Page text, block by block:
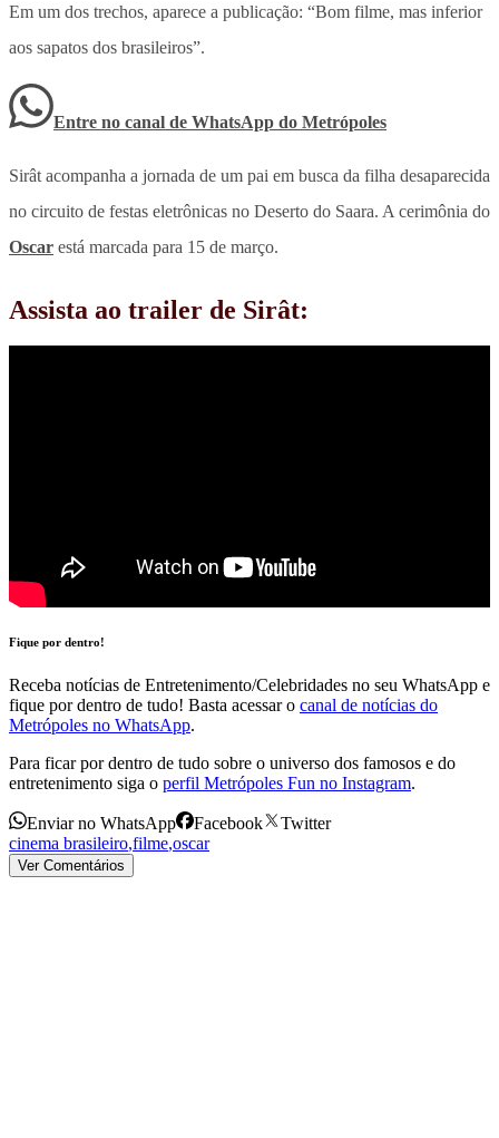
Em um dos trechos, aparece a publicação: “Bom filme, mas inferior
aos sapatos dos brasileiros”.
Entre no canal de WhatsApp do Metrópoles
Sirât acompanha a jornada de um pai em busca da filha desaparecida
no circuito de festas eletrônicas no Deserto do Saara. A cerimônia do
Oscar está marcada para 15 de março.
Assista ao trailer de Sirât:
Fique por dentro!
Receba notícias de Entretenimento/Celebridades no seu WhatsApp e
fique por dentro de tudo! Basta acessar o canal de notícias do
Metrópoles no WhatsApp.
Para ficar por dentro de tudo sobre o universo dos famosos e do
entretenimento siga o perfil Metrópoles Fun no Instagram.
Enviar no WhatsApp Facebook
Twitter
cinema brasileiro,filme,oscar
Ver Comentários